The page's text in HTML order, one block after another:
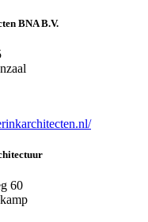
BNA B.V.
60